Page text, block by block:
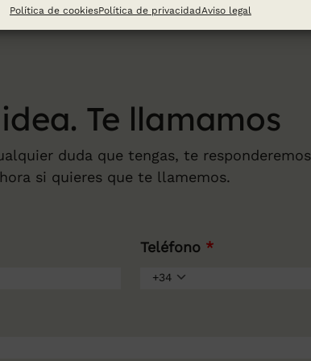
Política de cookiesPolítica de privacidadAviso legal
idea. Te llamamos
duda que tengas, te
si quieres que te llamemos.
Teléfono *
+34